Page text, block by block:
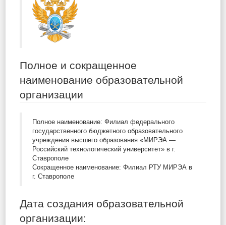
Полное и сокращенное
наименование образовательной
организации
Полное наименование: Филиал федерального
государственного бюджетного образовательного
учреждения высшего образования «МИРЭА —
Российский технологический университет» в г.
Ставрополе
Сокращенное наименование: Филиал РТУ МИРЭА в
г. Ставрополе
Дата создания образовательной
организации: